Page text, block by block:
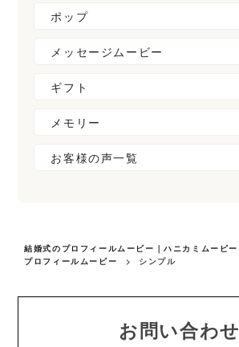
ポップ
メッセージムービー
ギフト
メモリー
お客様の声一覧
結婚式のプロフィールムービー｜ハニカミムービー
プロフィールムービー
> シンプル
お問い合わせ